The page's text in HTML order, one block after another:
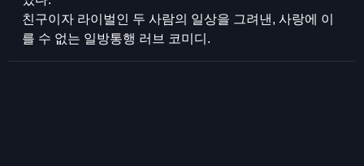
친구이자 라이벌인 두 사람의 일상을 그려낸, 사랑에 이
를 수 없는 일방통행 러브 코미디.